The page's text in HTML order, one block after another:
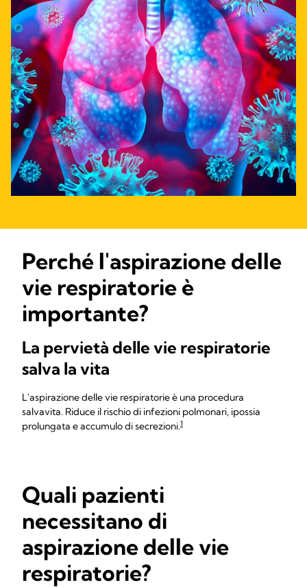
Perché l'aspirazione delle
vie respiratorie è
importante?
La pervietà delle vie respiratorie
salva la vita
L'aspirazione delle vie respiratorie è una procedura
salvavita. Riduce il rischio di infezioni polmonari, ipossia
prolungata e accumulo di secrezioni.1
Quali pazienti
necessitano di
aspirazione delle vie
respiratorie?